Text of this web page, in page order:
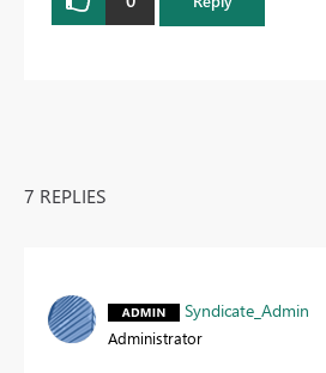
7 REPLIES
Syndicate_Admin
Administrator